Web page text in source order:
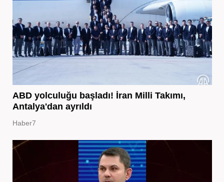
ABD yolculuğu başladı! İran Milli Takımı,
Antalya'dan ayrıldı
Haber7